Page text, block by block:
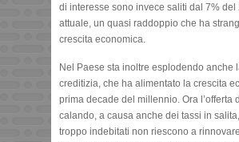
di interesse sono invece saliti dal 7% del
attuale, un quasi raddoppio che ha
crescita economica.
Nel Paese sta inoltre esplodendo anche
creditizia, che ha alimentato la crescita
prima decade del millennio. Ora l’offerta
calando, a causa anche dei tassi in
troppo indebitati non riescono a